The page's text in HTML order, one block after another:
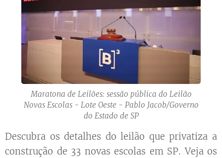
Maratona de Leilões: sessão pública do Leilão
Novas Escolas - Lote Oeste - Pablo Jacob/Governo
do Estado de SP
Descubra os detalhes do leilão que privatiza a
construção de 33 novas escolas em SP. Veja os